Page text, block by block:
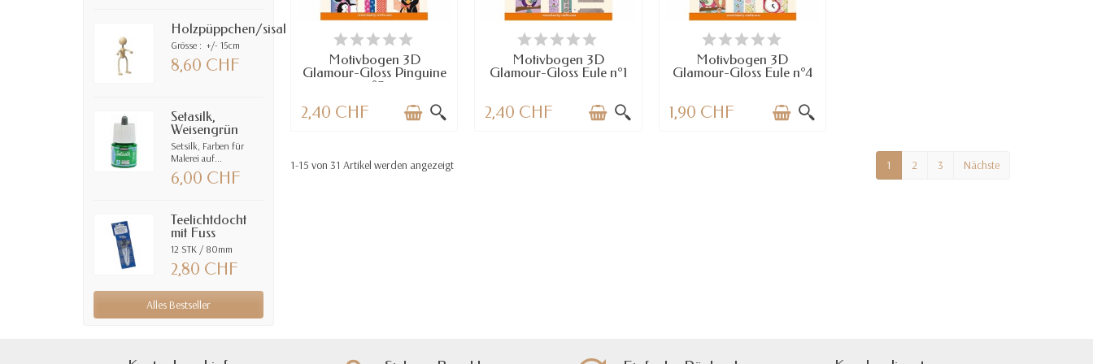
Holzpüppchen/sisal
Grösse : +/- 15cm
8,60 CHF
Setasilk,
Weisengrün
Setsilk, Farben für
Malerei auf...
6,00 CHF
Teelichtdocht
mit Fuss
12 STK / 80mm
2,80 CHF
Alles Bestseller
VERFÜGBAR
Motivbogen 3D
Glamour-Gloss Pinguine
n°3
2,40 CHF
NUR NOCH WENIGE TEILE
VERFÜGBAR
Motivbogen 3D
Glamour-Gloss Eule n°1
2,40 CHF
NUR NOCH WENIGE TEILE
VERFÜGBAR
Motivbogen 3D
Glamour-Gloss Eule n°4
1,90 CHF
1-15 von 31 Artikel werden angezeigt 1 2 3 Nächste